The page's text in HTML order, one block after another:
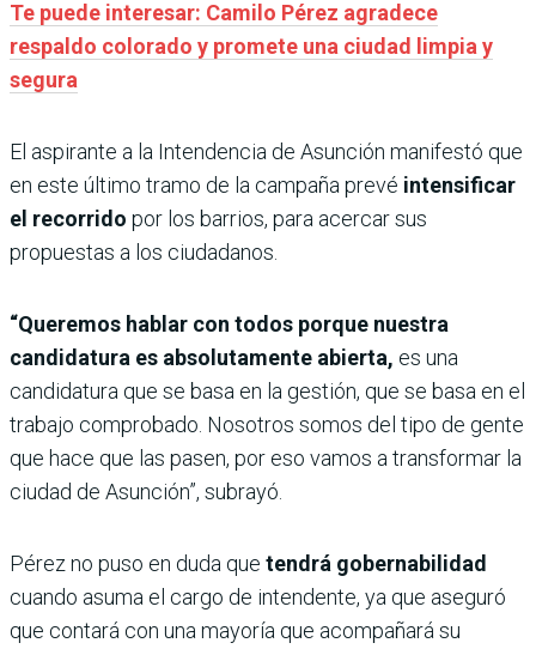
Te puede interesar: Camilo Pérez agradece
respaldo colorado y promete una ciudad limpia y
segura
El aspirante a la Intendencia de Asunción manifestó que
en este último tramo de la campaña prevé intensificar
el recorrido por los barrios, para acercar sus
propuestas a los ciudadanos.
“Queremos hablar con todos porque nuestra
candidatura es absolutamente abierta, es una
candidatura que se basa en la gestión, que se basa en el
trabajo comprobado. Nosotros somos del tipo de gente
que hace que las pasen, por eso vamos a transformar la
ciudad de Asunción”, subrayó.
Pérez no puso en duda que tendrá gobernabilidad
cuando asuma el cargo de intendente, ya que aseguró
que contará con una mayoría que acompañará su